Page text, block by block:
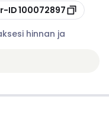
ID100072897
hinnan ja